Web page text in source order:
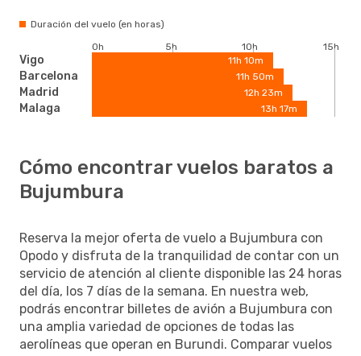
Duración del vuelo (en horas)
Vigo
Barcelona
Madrid
Malaga
0h 5h 10h
15h
11h 10m
11h 50m
12h 23m
13h 17m
Cómo encontrar vuelos baratos a
Bujumbura
Reserva la mejor oferta de vuelo a Bujumbura con
Opodo y disfruta de la tranquilidad de contar con un
servicio de atención al cliente disponible las 24 horas
del día, los 7 días de la semana. En nuestra web,
podrás encontrar billetes de avión a Bujumbura con
una amplia variedad de opciones de todas las
aerolíneas que operan en Burundi. Comparar vuelos